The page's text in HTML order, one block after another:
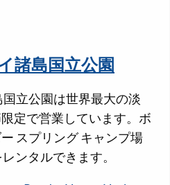
諸島国立公園
立公園は世界最大の淡
定で営業しています。ボ
スプリング キャンプ場
ンタルできます。